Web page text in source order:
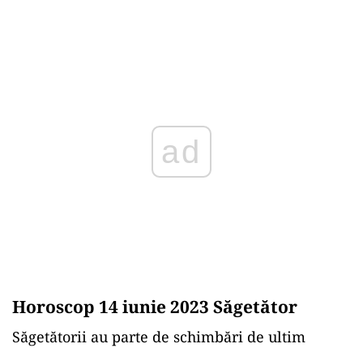
ad
Horoscop 14 iunie 2023 Săgetător
Săgetătorii au parte de schimbări de ultim